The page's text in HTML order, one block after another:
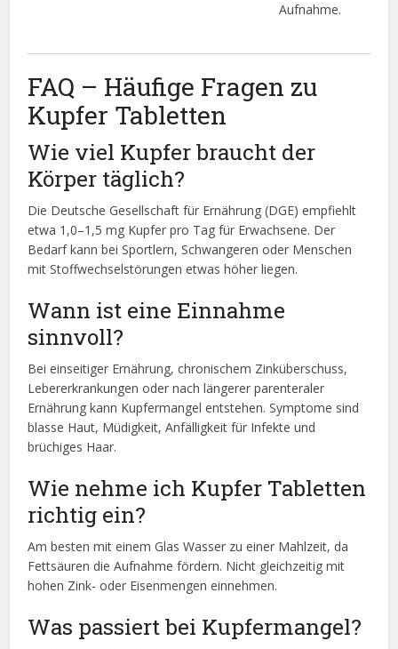
Aufnahme.
FAQ – Häufige Fragen zu
Kupfer Tabletten
Wie viel Kupfer braucht der
Körper täglich?
Die Deutsche Gesellschaft für Ernährung (DGE) empfiehlt
etwa 1,0–1,5 mg Kupfer pro Tag für Erwachsene. Der
Bedarf kann bei Sportlern, Schwangeren oder Menschen
mit Stoffwechselstörungen etwas höher liegen.
Wann ist eine Einnahme
sinnvoll?
Bei einseitiger Ernährung, chronischem Zinküberschuss,
Lebererkrankungen oder nach längerer parenteraler
Ernährung kann Kupfermangel entstehen. Symptome sind
blasse Haut, Müdigkeit, Anfälligkeit für Infekte und
brüchiges Haar.
Wie nehme ich Kupfer Tabletten
richtig ein?
Am besten mit einem Glas Wasser zu einer Mahlzeit, da
Fettsäuren die Aufnahme fördern. Nicht gleichzeitig mit
hohen Zink- oder Eisenmengen einnehmen.
Was passiert bei Kupfermangel?